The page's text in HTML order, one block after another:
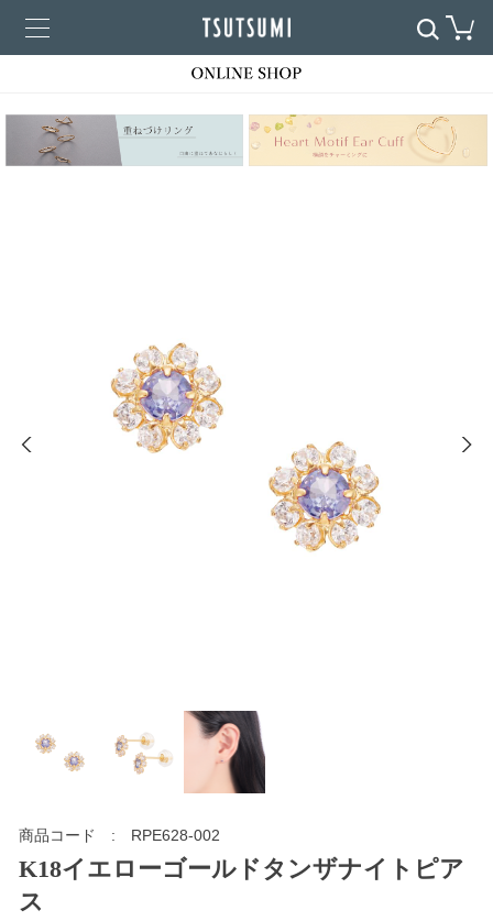
商品コード RPE628-002
K18イエローゴールドタンザナイトピア
ス